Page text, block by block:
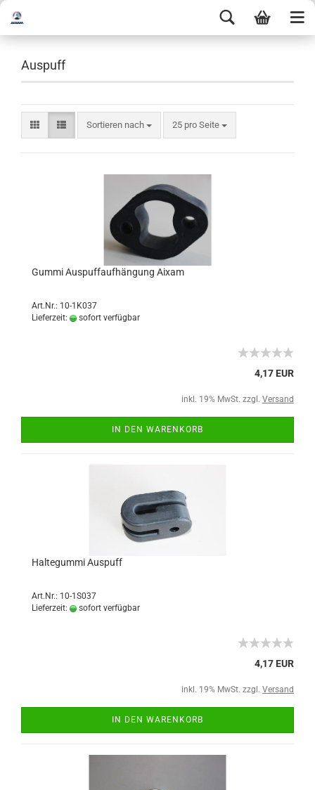
Auspuff
Sortieren nach 25 pro Seite
Gummi Auspuffaufhängung Aixam
Art.Nr.: 10-1K037
Lieferzeit:
sofort verfügbar
4,17 EUR
inkl. 19% MwSt. zzgl. Versand
IN DEN WARENKORB
Haltegummi Auspuff
Art.Nr.: 10-1S037
Lieferzeit:
sofort verfügbar
4,17 EUR
inkl. 19% MwSt. zzgl. Versand
IN DEN WARENKORB